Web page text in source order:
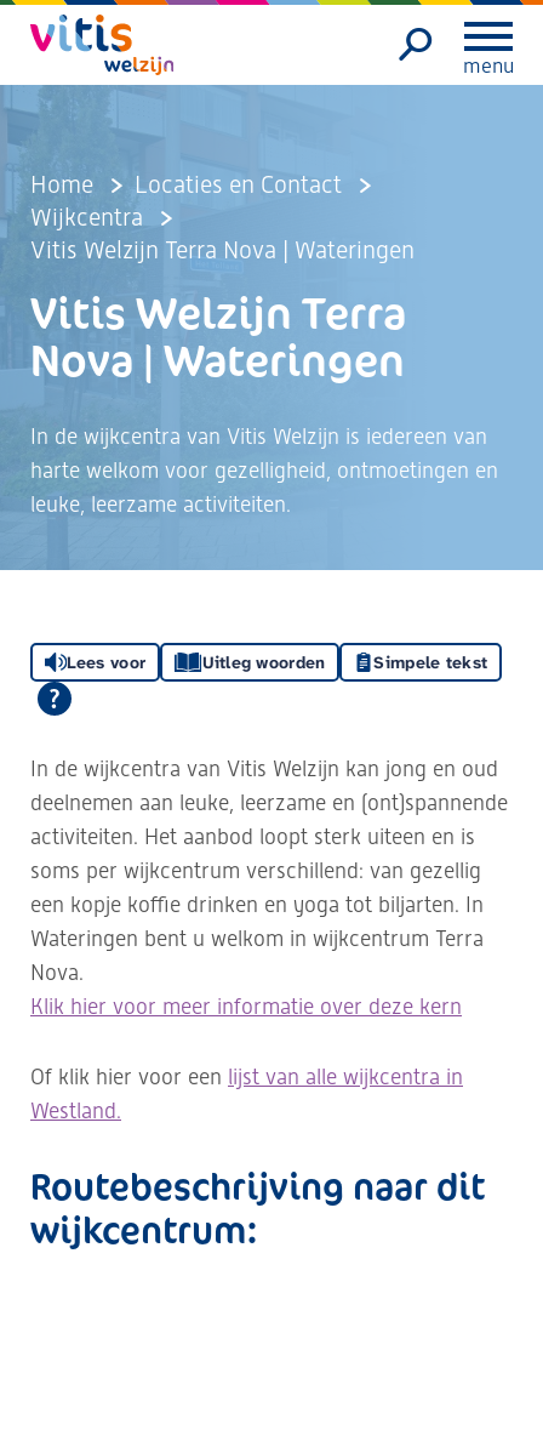
menu
Home
Locaties en Contact
Wijkcentra
Vitis Welzijn Terra Nova | Wateringen
Vitis Welzijn Terra
Nova | Wateringen
In de wijkcentra van Vitis Welzijn is iedereen van
harte welkom voor gezelligheid, ontmoetingen en
leuke, leerzame activiteiten.
Lees voor Uitleg woorden Simpele tekst
In de wijkcentra van Vitis Welzijn kan jong en oud
deelnemen aan leuke, leerzame en (ont)spannende
activiteiten. Het aanbod loopt sterk uiteen en is
soms per wijkcentrum verschillend: van gezellig
een kopje koffie drinken en yoga tot biljarten. In
Wateringen bent u welkom in wijkcentrum Terra
Nova.
Klik hier voor meer informatie over deze kern
Of klik hier voor een lijst van alle wijkcentra in
Westland.
Routebeschrijving naar dit
wijkcentrum: